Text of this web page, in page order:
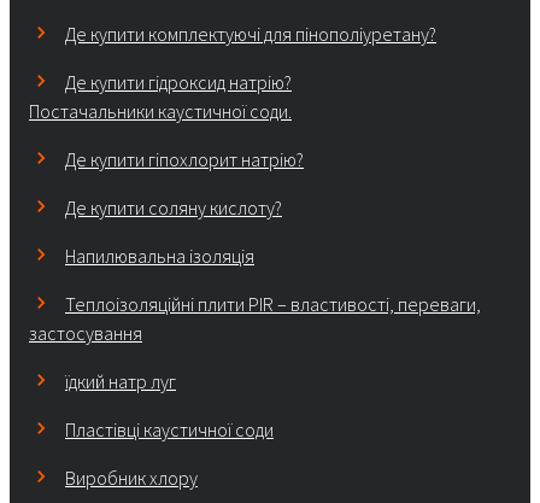
Де купити комплектуючі для пінополіуретану?
Де купити гідроксид натрію?
Постачальники каустичної соди.
Де купити гіпохлорит натрію?
Де купити соляну кислоту?
Напилювальна ізоляція
Теплоізоляційні плити PIR – властивості, переваги,
застосування
їдкий натр луг
Пластівці каустичної соди
Виробник хлору